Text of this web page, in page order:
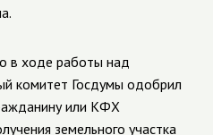
в ходе работы над
комитет Госдумы одобрил
или КФХ
земельного участка